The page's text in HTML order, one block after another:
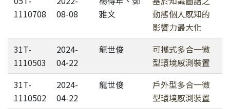
1110708
08-08
雅文
動態個人感知的
影響力最大化
31T-
1110503
2024-
04-22
龍世俊
可攜式多合一微
型環境感測裝置
31T-
1110502
2024-
04-22
龍世俊
戶外型多合一微
型環境感測裝置